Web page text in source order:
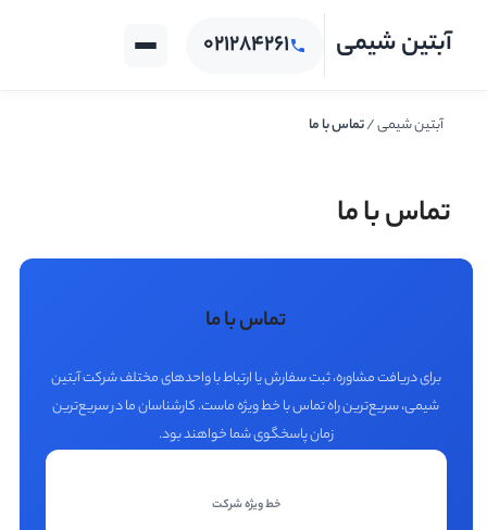
آبتین شیمی ۰۲۱۲۸۴۲۶۱
آبتین شیمی/تماس با ما
تماس با ما
تماس با ما
برای دریافت مشاوره، ثبت سفارش یا ارتباط با واحدهای مختلف شرکت آبتین
شیمی، سریع‌ترین راه تماس با خط ویژه ماست. کارشناسان ما در سریع‌ترین
زمان پاسخگوی شما خواهند بود.
خط ویژه شرکت